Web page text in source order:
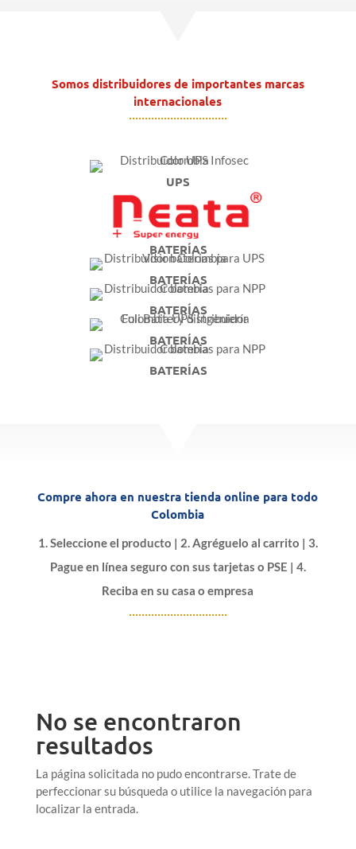
Somos distribuidores de importantes marcas
internacionales
UPS
BATERÍAS
BATERÍAS
BATERÍAS
BATERÍAS
BATERÍAS
Compre ahora en nuestra tienda online para todo
Colombia
1. Seleccione el producto | 2. Agréguelo al carrito | 3.
Pague en línea seguro con sus tarjetas o PSE | 4.
Reciba en su casa o empresa
No se encontraron
resultados
La página solicitada no pudo encontrarse. Trate de
perfeccionar su búsqueda o utilice la navegación para
localizar la entrada.